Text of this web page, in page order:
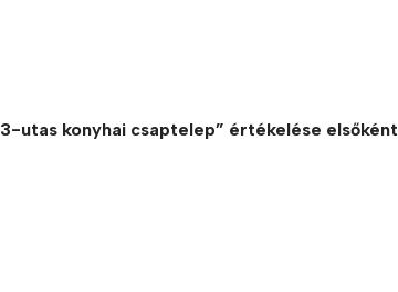
utas konyhai csaptelep” értékelése elsőként